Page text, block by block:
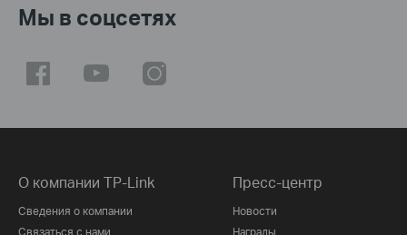
Мы в соцсетях
О компании TP-Link
Сведения о компании
Связаться с нами
Пресс-центр
Новости
Награды